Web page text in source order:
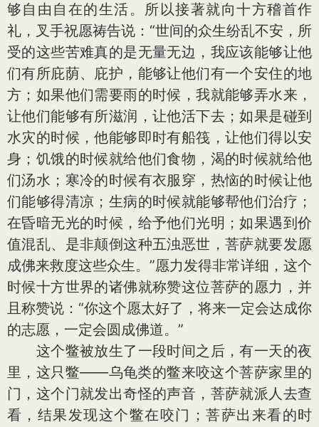
够自由自在的生活。所以接著就向十方稽首作
礼，叉手祝愿祷告说：“世间的众生纷乱不安，所
受的这些苦难真的是无量无边，我应该能够让他
们有所庇荫、庇护，能够让他们有一个安住的地
方；如果他们需要雨的时候，我就能够弄水来，
让他们能够有所滋润，让他活下去；如果是碰到
水灾的时候，他能够即时有船筏，让他们得以安
身；饥饿的时候就给他们食物，渴的时候就给他
们汤水；寒冷的时候有衣服穿，热恼的时候让他
们能够得清凉；生病的时候就能够帮他们治疗；
在昏暗无光的时候，给予他们光明；如果遇到价
值混乱、是非颠倒这种五浊恶世，菩萨就要发愿
成佛来救度这些众生。”愿力发得非常详细，这个
时候十方世界的诸佛就称赞这位菩萨的愿力，并
且称赞说：“你这个愿太好了，将来一定会达成你
的志愿，一定会圆成佛道。”
这个鳖被放生了一段时间之后，有一天的夜
里，这只鳖——乌龟类的鳖来咬这个菩萨家里的
门，这个门就发出奇怪的声音，菩萨就派人去查
看，结果发现这个鳖在咬门；菩萨出来看的时